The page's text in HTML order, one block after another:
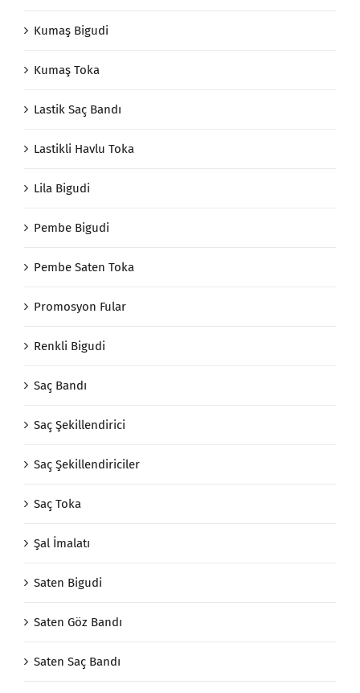
Kumaş Bigudi
Kumaş Toka
Lastik Saç Bandı
Lastikli Havlu Toka
Lila Bigudi
Pembe Bigudi
Pembe Saten Toka
Promosyon Fular
Renkli Bigudi
Saç Bandı
Saç Şekillendirici
Saç Şekillendiriciler
Saç Toka
Şal İmalatı
Saten Bigudi
Saten Göz Bandı
Saten Saç Bandı